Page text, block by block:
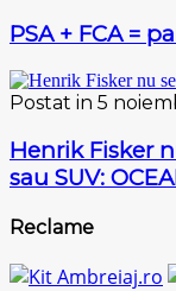
PSA + FCA =
Postat in 5
Henrik Fisker
sau SUV:
Reclame